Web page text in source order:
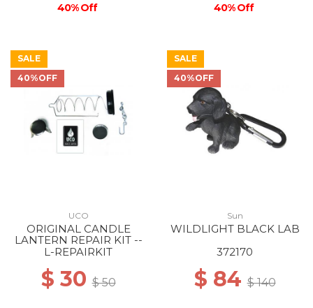
40% Off 40% Off
SALE
40%OFF
UCO
ORIGINAL CANDLE
LANTERN REPAIR KIT --
L-REPAIRKIT
$ 30$ 50
SALE
40%OFF
Sun
WILDLIGHT BLACK LAB
372170
$ 84$ 140